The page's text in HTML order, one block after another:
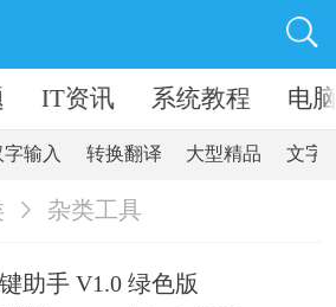
IT资讯 系统教程 电
字输入 转换翻译 大型精品 文字
杂类工具
助手 V1.0 绿色版